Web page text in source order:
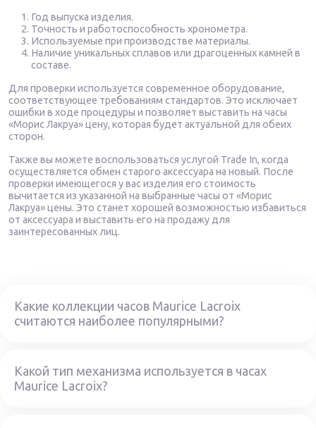
Год выпуска изделия.
Точность и работоспособность хронометра.
Используемые при производстве материалы.
Наличие уникальных сплавов или драгоценных камней в
составе.
Для проверки используется современное оборудование,
соответствующее требованиям стандартов. Это исключает
ошибки в ходе процедуры и позволяет выставить на часы
«Морис Лакруа» цену, которая будет актуальной для обеих
сторон.
Также вы можете воспользоваться услугой Trade In, когда
осуществляется обмен старого аксессуара на новый. После
проверки имеющегося у вас изделия его стоимость
вычитается из указанной на выбранные часы от «Морис
Лакруа» цены. Это станет хорошей возможностью избавиться
от аксессуара и выставить его на продажу для
заинтересованных лиц.
Какие коллекции часов Maurice Lacroix
считаются наиболее популярными?
Какой тип механизма используется в часах
Maurice Lacroix?